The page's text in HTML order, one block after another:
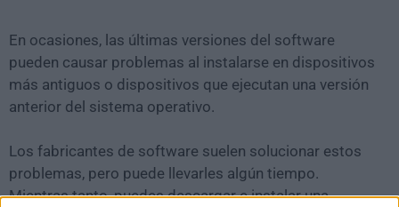
En ocasiones, las últimas versiones del software
pueden causar problemas al instalarse en dispositivos
más antiguos o dispositivos que ejecutan una versión
anterior del sistema operativo.
Los fabricantes de software suelen solucionar estos
problemas, pero puede llevarles algún tiempo.
Mientras tanto, puedes descargar e instalar una